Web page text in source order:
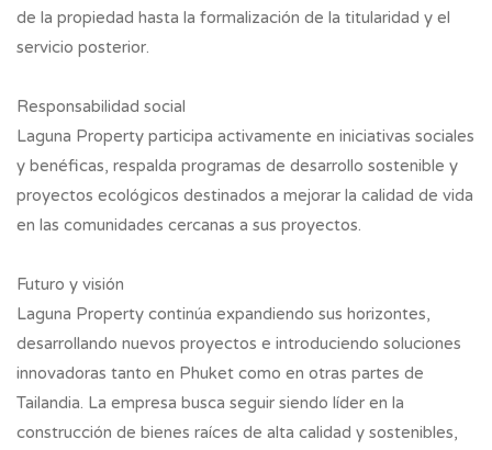
de la propiedad hasta la formalización de la titularidad y el
servicio posterior.
Responsabilidad social
Laguna Property participa activamente en iniciativas sociales
y benéficas, respalda programas de desarrollo sostenible y
proyectos ecológicos destinados a mejorar la calidad de vida
en las comunidades cercanas a sus proyectos.
Futuro y visión
Laguna Property continúa expandiendo sus horizontes,
desarrollando nuevos proyectos e introduciendo soluciones
innovadoras tanto en Phuket como en otras partes de
Tailandia. La empresa busca seguir siendo líder en la
construcción de bienes raíces de alta calidad y sostenibles,